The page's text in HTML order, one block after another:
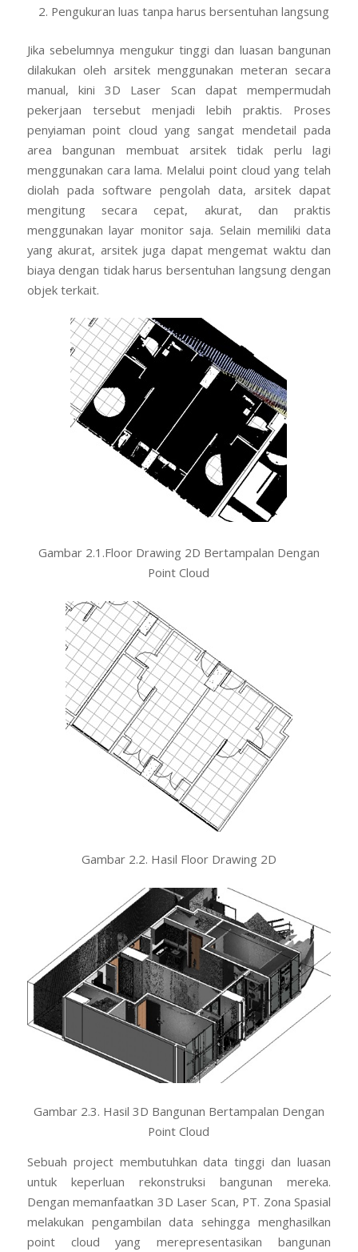
Pengukuran luas tanpa harus bersentuhan langsung
Jika sebelumnya mengukur tinggi dan luasan bangunan
dilakukan oleh arsitek menggunakan meteran secara
manual, kini 3D Laser Scan dapat mempermudah
pekerjaan tersebut menjadi lebih praktis. Proses
penyiaman point cloud yang sangat mendetail pada
area bangunan membuat arsitek tidak perlu lagi
menggunakan cara lama. Melalui point cloud yang telah
diolah pada software pengolah data, arsitek dapat
mengitung secara cepat, akurat, dan praktis
menggunakan layar monitor saja. Selain memiliki data
yang akurat, arsitek juga dapat mengemat waktu dan
biaya dengan tidak harus bersentuhan langsung dengan
objek terkait.
Gambar 2.1.Floor Drawing 2D Bertampalan Dengan
Point Cloud
Gambar 2.2. Hasil Floor Drawing 2D
Gambar 2.3. Hasil 3D Bangunan Bertampalan Dengan
Point Cloud
Sebuah project membutuhkan data tinggi dan luasan
untuk keperluan rekonstruksi bangunan mereka.
Dengan memanfaatkan 3D Laser Scan, PT. Zona Spasial
melakukan pengambilan data sehingga menghasilkan
point cloud yang merepresentasikan bangunan